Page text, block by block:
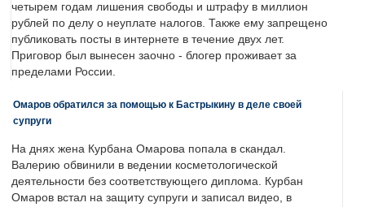
четырем годам лишения свободы и штрафу в миллион
рублей по делу о неуплате налогов. Также ему запрещено
публиковать посты в интернете в течение двух лет.
Приговор был вынесен заочно - блогер проживает за
пределами России.
Омаров обратился за помощью к Бастрыкину в деле своей
супруги
На днях жена Курбана Омарова попала в скандал.
Валерию обвинили в ведении косметологической
деятельности без соответствующего диплома. Курбан
Омаров встал на защиту супруги и записал видео, в